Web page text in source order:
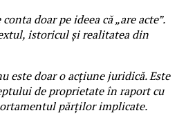
doar pe ideea că „are acte”.
istoricul și realitatea din
este doar o acțiune juridică. Este
de proprietate în raport cu
părților implicate.